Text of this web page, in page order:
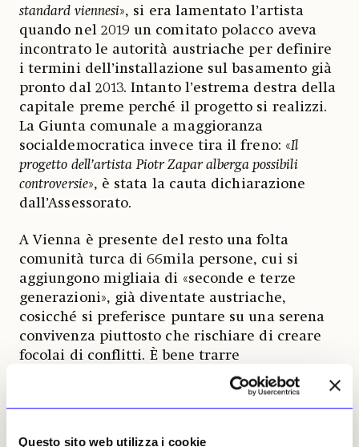
Questo sito web utilizza i cookie
standard viennesi», si era lamentato l’artista
quando nel 2019 un comitato polacco aveva
incontrato le autorità austriache per definire
i termini dell’installazione sul basamento già
pronto dal 2013. Intanto l’estrema destra della
capitale preme perché il progetto si realizzi.
La Giunta comunale a maggioranza
socialdemocratica invece tira il freno: «Il
progetto dell’artista Piotr Zapar alberga possibili
controversie», è stata la cauta dichiarazione
dall’Assessorato.
A Vienna è presente del resto una folta
comunità turca di 66mila persone, cui si
aggiungono migliaia di «seconde e terze
generazioni», già diventate austriache,
cosicché si preferisce puntare su una serena
convivenza piuttosto che rischiare di creare
focolai di conflitti. È bene trarre
insegnamento dall’«esemplare» questione
attorno al monumento di Lueger, continuano
dalla Giunta viennese: «Senza ampio consenso un